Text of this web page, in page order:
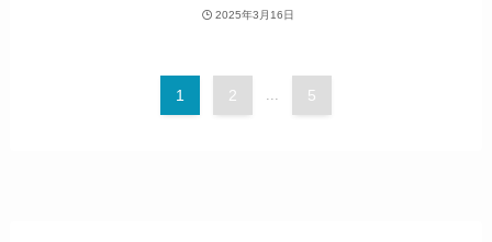
2025年3月16日
1 2 ... 5